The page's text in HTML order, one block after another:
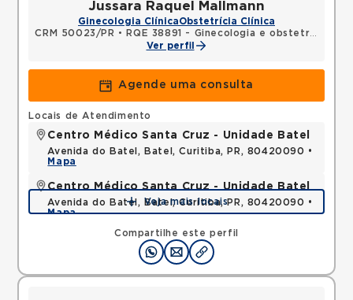
Jussara Raquel Mallmann
Ginecologia ClínicaObstetrícia Clínica
CRM 50023/PR •
RQE 38891 - Ginecologia e obstetrícia
Ver perfil
Agende uma consulta
Compartilhe este perfil
Locais de Atendimento
Centro Médico Santa Cruz - Unidade Batel
Avenida do Batel, Batel, Curitiba, PR, 80420090 •
Mapa
Centro Médico Santa Cruz - Unidade Batel
Avenida do Batel, Batel, Curitiba, PR, 80420090 •
Mapa
Veja mais locais